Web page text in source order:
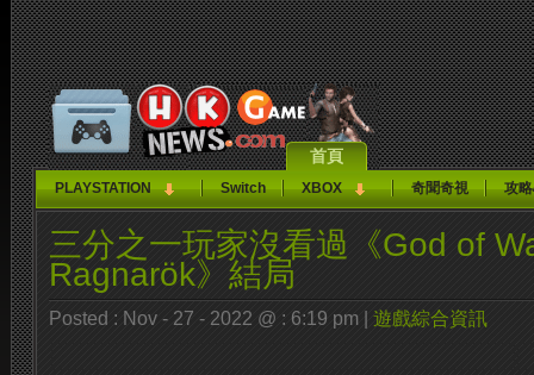
首頁
PLAYSTATION Switch XBOX 奇聞奇視 攻
三分之一玩家沒看過《God of
Ragnarök》結局
Posted : Nov - 27 - 2022 @ : 6:19 pm | 遊戲綜合資訊